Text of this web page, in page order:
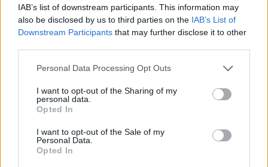
IAB’s list of downstream participants. This information may
also be disclosed by us to third parties on the IAB’s List of
Downstream Participants that may further disclose it to other
Please note that this website/app uses one or more Google
not limited to your visit or usage behaviour. You may click to
grant or deny consent to Google and its third-party tags to
use your data for below specified purposes in below Google
consent section.
Personal Data Processing Opt Outs
I want to opt-out of the Sharing of my
personal data.
Opted In
I want to opt-out of the Sale of my
Personal Data.
Opted In
majd úgyis kinőnek a fiatalok”. Bizony, sokáig annak
számított. Erdélyben jóval több ideig, mint
Magyarországon. Ahol aKépzelt riport…musicallel a
róluk van szó. Míg Woodstock generációja
hallgatott, PestenOmegát,LGT-t és Skorpiót,addig
Erdélyben a legtöbb család lemezjátszóján
évek derekán a nagyváradi színházban az
Ifjú W.
újabb szenvedései